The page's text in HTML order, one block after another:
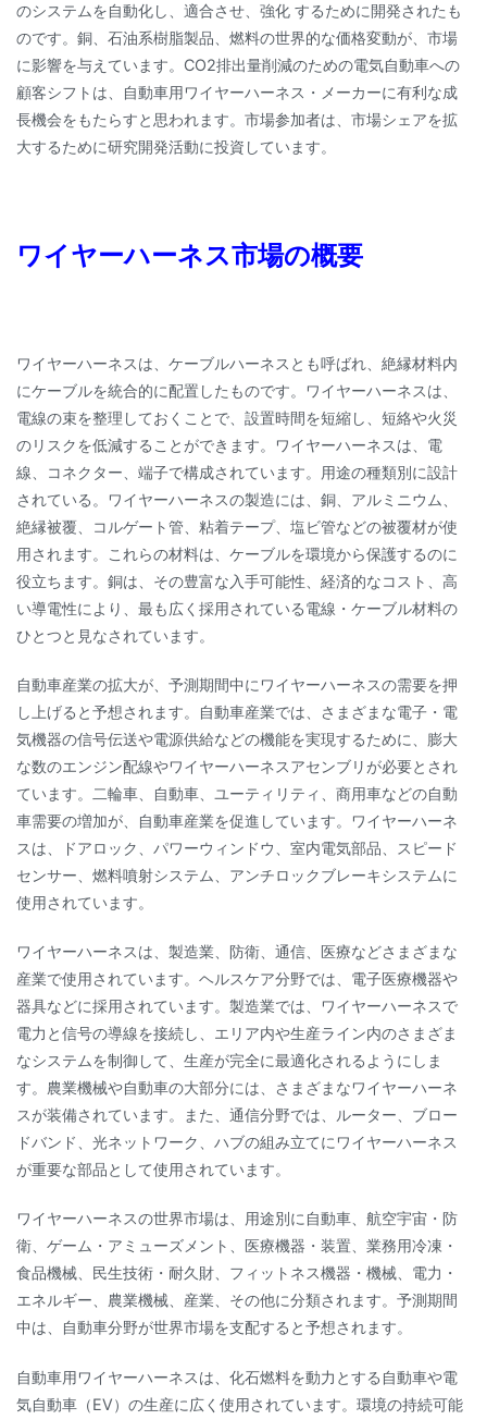
のシステムを自動化し、適合させ、強化 するために開発されたも
のです。銅、石油系樹脂製品、燃料の世界的な価格変動が、市場
に影響を与えています。CO2排出量削減のための電気自動車への
顧客シフトは、自動車用ワイヤーハーネス・メーカーに有利な成
長機会をもたらすと思われます。市場参加者は、市場シェアを拡
大するために研究開発活動に投資しています。
ワイヤーハーネス市場の概要
ワイヤーハーネスは、ケーブルハーネスとも呼ばれ、絶縁材料内
にケーブルを統合的に配置したものです。ワイヤーハーネスは、
電線の束を整理しておくことで、設置時間を短縮し、短絡や火災
のリスクを低減することができます。ワイヤーハーネスは、電
線、コネクター、端子で構成されています。用途の種類別に設計
されている。ワイヤーハーネスの製造には、銅、アルミニウム、
絶縁被覆、コルゲート管、粘着テープ、塩ビ管などの被覆材が使
用されます。これらの材料は、ケーブルを環境から保護するのに
役立ちます。銅は、その豊富な入手可能性、経済的なコスト、高
い導電性により、最も広く採用されている電線・ケーブル材料の
ひとつと見なされています。
自動車産業の拡大が、予測期間中にワイヤーハーネスの需要を押
し上げると予想されます。自動車産業では、さまざまな電子・電
気機器の信号伝送や電源供給などの機能を実現するために、膨大
な数のエンジン配線やワイヤーハーネスアセンブリが必要とされ
ています。二輪車、自動車、ユーティリティ、商用車などの自動
車需要の増加が、自動車産業を促進しています。ワイヤーハーネ
スは、ドアロック、パワーウィンドウ、室内電気部品、スピード
センサー、燃料噴射システム、アンチロックブレーキシステムに
使用されています。
ワイヤーハーネスは、製造業、防衛、通信、医療などさまざまな
産業で使用されています。ヘルスケア分野では、電子医療機器や
器具などに採用されています。製造業では、ワイヤーハーネスで
電力と信号の導線を接続し、エリア内や生産ライン内のさまざま
なシステムを制御して、生産が完全に最適化されるようにしま
す。農業機械や自動車の大部分には、さまざまなワイヤーハーネ
スが装備されています。また、通信分野では、ルーター、ブロー
ドバンド、光ネットワーク、ハブの組み立てにワイヤーハーネス
が重要な部品として使用されています。
ワイヤーハーネスの世界市場は、用途別に自動車、航空宇宙・防
衛、ゲーム・アミューズメント、医療機器・装置、業務用冷凍・
食品機械、民生技術・耐久財、フィットネス機器・機械、電力・
エネルギー、農業機械、産業、その他に分類されます。予測期間
中は、自動車分野が世界市場を支配すると予想されます。
自動車用ワイヤーハーネスは、化石燃料を動力とする自動車や電
気自動車（EV）の生産に広く使用されています。環境の持続可能